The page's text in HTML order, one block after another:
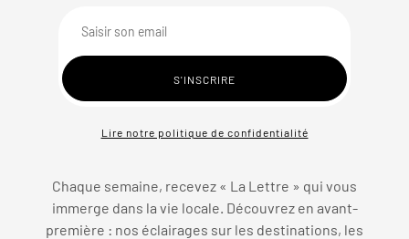
Lire notre politique de confidentialité
Chaque semaine, recevez « La Lettre » qui vous
immerge dans la vie locale. Découvrez en avant-
première : nos éclairages sur les destinations, les